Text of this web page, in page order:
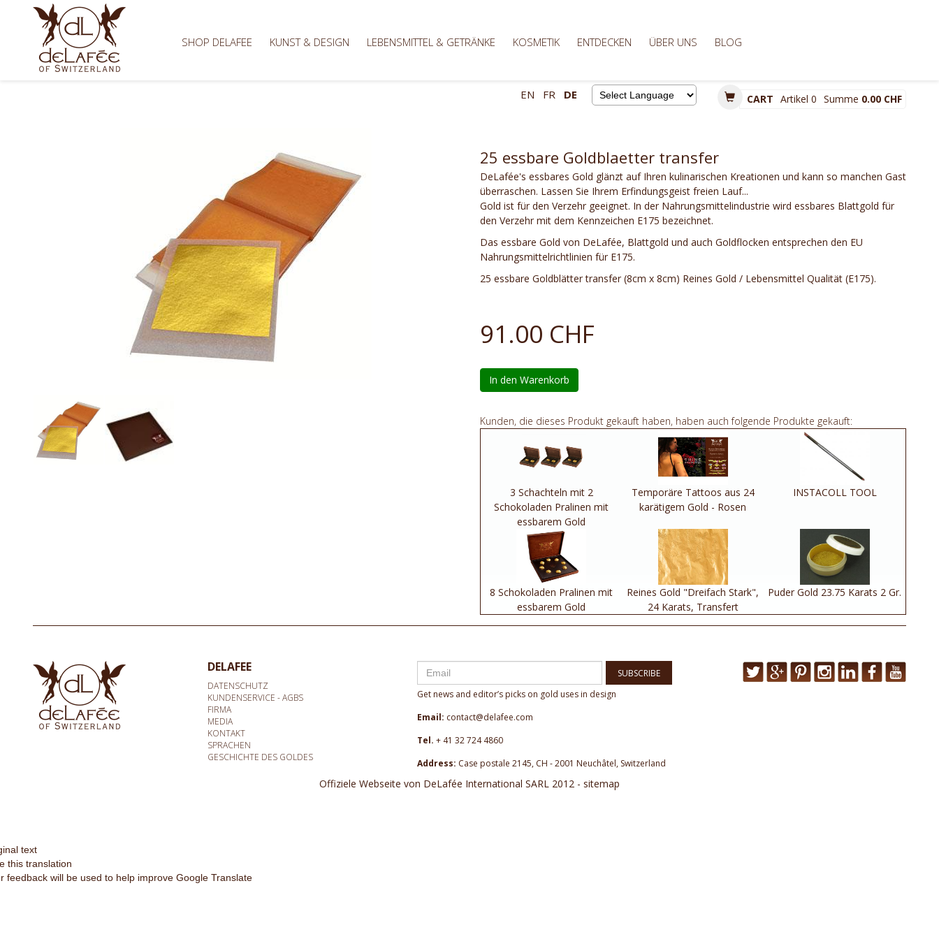
SHOP DELAFEE KUNST & DESIGN LEBENSMITTEL & GETRÄNKE KOSMETIK ENTDECKEN ÜBER UNS BLOG
CART Artikel 0 Summe 0.00 CHF
EN FR DE
25 essbare Goldblaetter transfer
DeLafée's essbares Gold glänzt auf Ihren kulinarischen Kreationen und kann so manchen Gast
überraschen. Lassen Sie Ihrem Erfindungsgeist freien Lauf...
Gold ist für den Verzehr geeignet. In der Nahrungsmittelindustrie wird essbares Blattgold für
den Verzehr mit dem Kennzeichen E175 bezeichnet.
Das essbare Gold von DeLafée, Blattgold und auch Goldflocken entsprechen den EU
Nahrungsmittelrichtlinien für E175.
25 essbare Goldblätter transfer (8cm x 8cm) Reines Gold / Lebensmittel Qualität (E175).
91.00 CHF
In den Warenkorb
Kunden, die dieses Produkt gekauft haben, haben auch folgende Produkte gekauft:
3 Schachteln mit 2
Schokoladen Pralinen mit
essbarem Gold
Temporäre Tattoos aus 24
karätigem Gold - Rosen
INSTACOLL TOOL
8 Schokoladen Pralinen mit
essbarem Gold
Reines Gold "Dreifach Stark",
24 Karats, Transfert
Puder Gold 23.75 Karats 2 Gr.
DELAFEE
DATENSCHUTZ
KUNDENSERVICE - AGBS
FIRMA
MEDIA
KONTAKT
SPRACHEN
GESCHICHTE DES GOLDES
SUBSCRIBE
Get news and editor’s picks on gold uses in design
Email: contact@delafee.com
Tel. + 41 32 724 4860
Address: Case postale 2145, CH - 2001 Neuchâtel, Switzerland
Offiziele Webseite von DeLafée International SARL 2012 - sitemap
text
this translation
feedback will be used to help improve Google Translate